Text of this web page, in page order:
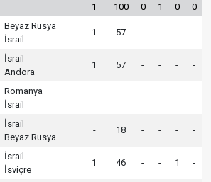
1 100 0 1 0 0
Beyaz Rusya
İsrail
1 57 - - - -
İsrail
Andora
1 57 - - - -
Romanya
İsrail
- - - - - -
İsrail
Beyaz Rusya
- 18 - - - -
İsrail
İsviçre
1 46 - - 1 -